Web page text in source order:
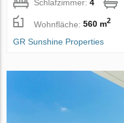
Schlafzimmer:4
Wohnfläche:560 m2
GR Sunshine Properties